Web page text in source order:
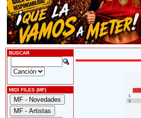
BUSCAR
MIDI FILES (MF)